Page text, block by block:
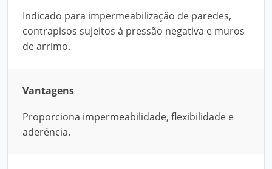
Indicado para impermeabilização de paredes,
contrapisos sujeitos à pressão negativa e muros
de arrimo.
Vantagens
Proporciona impermeabilidade, flexibilidade e
aderência.